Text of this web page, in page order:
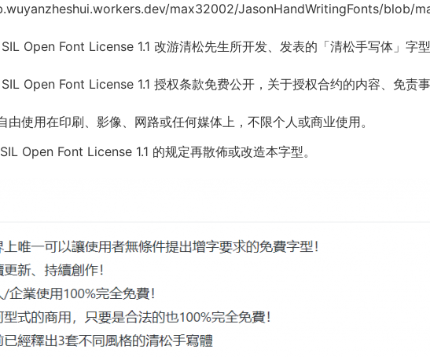
max32002/JasonHandWritingFonts/blob/
Open Font License 1.1 改游清松先生所开发、发表的「清松手写体」字
Open Font License 1.1 授权条款免费公开，关于授权合约的内容、免责
由使用在印刷、影像、网路或任何媒体上，不限个人或商业使用。
Open Font License 1.1 的规定再散佈或改造本字型。